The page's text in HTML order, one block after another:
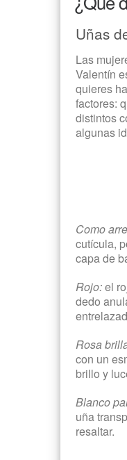
Uñas
Las
Valentín
quieres
factores:
distintos
algunas
Como
cutícula,
capa de
Rojo:el
dedo
Rosa
con un
brillo y
Blanco
uña
resaltar.